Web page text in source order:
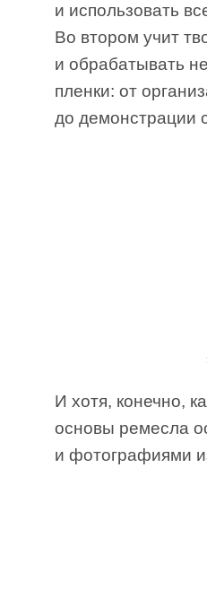
и использовать
Во втором учит
и обрабатывать
пленки: от
до демонстрации
И хотя, конечно,
основы ремесла
и фотографиями